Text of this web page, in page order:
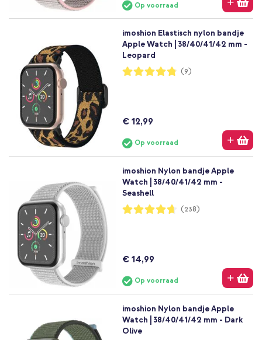
Op voorraad
imoshion Elastisch nylon bandje
Apple Watch | 38/40/41/42 mm -
Leopard
Waardering:
96%
(9)
€ 12,99
Op voorraad
imoshion Nylon bandje Apple
Watch | 38/40/41/42 mm -
Seashell
Waardering:
93%
(238)
€ 14,99
Op voorraad
imoshion Nylon bandje Apple
Watch | 38/40/41/42 mm - Dark
Olive